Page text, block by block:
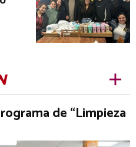
de “Limpieza